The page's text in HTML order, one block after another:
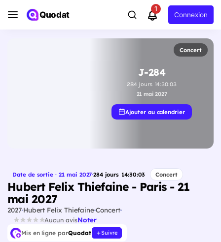
Quodat
1
Connexion
Concert
J-284
284jours 14:30:02
21 mai 2027
Ajouter au calendrier
Date de sortie · 21 mai 2027·284 jours 14:30:02 Concert
Hubert Felix Thiefaine - Paris - 21
mai 2027
2027Hubert Felix ThiefaineConcert
Aucun avisNoter
Mis en ligne parQuodat Suivre